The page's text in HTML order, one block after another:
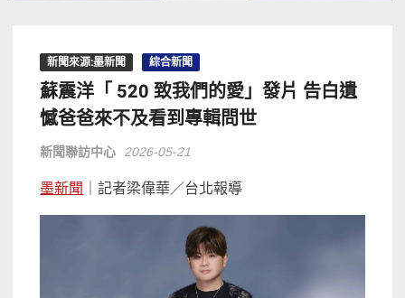
新聞來源:墨新聞 綜合新聞
蘇震洋「 520 致我們的愛」發片 告白遺
憾爸爸來不及看到專輯問世
新聞聯訪中心 2026-05-21
墨新聞 ｜記者梁偉華／台北報導